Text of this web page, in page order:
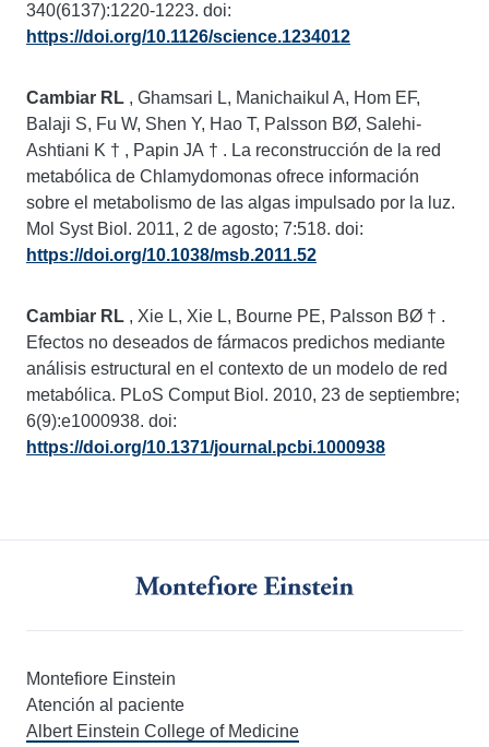
340(6137):1220-1223. doi:
https://doi.org/10.1126/science.1234012
Cambiar RL , Ghamsari L, Manichaikul A, Hom EF,
Balaji S, Fu W, Shen Y, Hao T, Palsson BØ, Salehi-
Ashtiani K † , Papin JA † . La reconstrucción de la red
metabólica de Chlamydomonas ofrece información
sobre el metabolismo de las algas impulsado por la luz.
Mol Syst Biol. 2011, 2 de agosto; 7:518. doi:
https://doi.org/10.1038/msb.2011.52
Cambiar RL , Xie L, Xie L, Bourne PE, Palsson BØ † .
Efectos no deseados de fármacos predichos mediante
análisis estructural en el contexto de un modelo de red
metabólica. PLoS Comput Biol. 2010, 23 de septiembre;
6(9):e1000938. doi:
https://doi.org/10.1371/journal.pcbi.1000938
Montefiore Einstein
Atención al paciente
Albert Einstein College of Medicine